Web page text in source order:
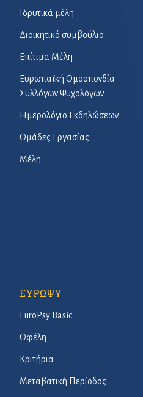
Ιδρυτικά μέλη
Διοικητικό συμβούλιο
Επίτιμα Μέλη
Ευρωπαϊκή Ομοσπονδία
Συλλόγων Ψυχολόγων
Ημερολόγιο Εκδηλώσεων
Ομάδες Εργασίας
Μέλη
ΕΥΡΩΨΥ
EuroPsy Basic
Οφέλη
Κριτήρια
Μεταβατική Περίοδος